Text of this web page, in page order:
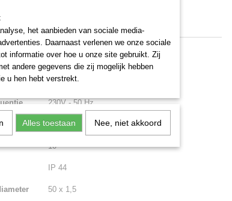
1037012
Bedraad WT (Wired Technology)
230V - 50 Hz
17
10
IP 44
50 x 1,5
het aanbieden van sociale media-
Daarnaast verlenen we onze sociale
informatie over hoe u onze site gebruikt. Zij
andere gegevens die zij mogelijk hebben
u hen hebt verstrekt.
Alles toestaan Nee, niet akkoord